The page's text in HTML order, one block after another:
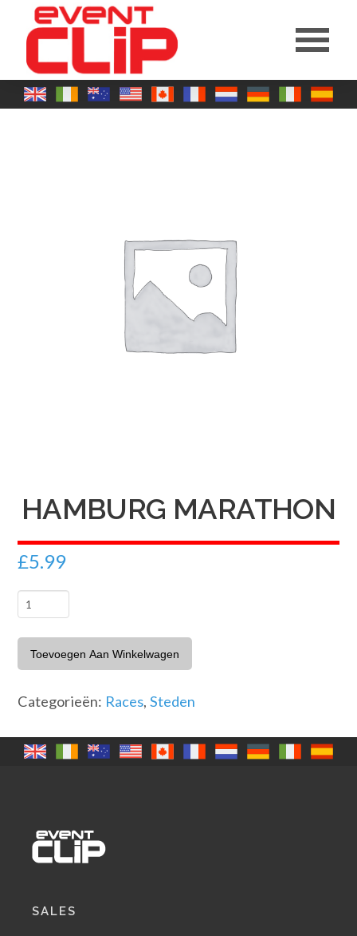
HAMBURG MARATHON
£5.99
Hamburg
aantal
Toevoegen Aan Winkelwagen
Categorieën: Races,Steden
SALES